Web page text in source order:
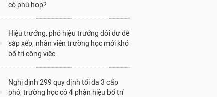
có phù hợp?
Hiệu trưởng, phó hiệu trưởng dôi dư dễ
sắp xếp, nhân viên trường học mới khó
bố trí công việc
Nghị định 299 quy định tối đa 3 cấp
phó, trường học có 4 phân hiệu bố trí